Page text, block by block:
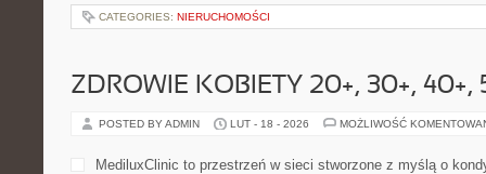
CATEGORIES: NIERUCHOMOŚCI
ZDROWIE KOBIETY 20+, 30+, 40+,
POSTED BY ADMIN LUT - 18 - 2026 MOŻLIWOŚĆ
MediluxClinic to przestrzeń w sieci stworzone z myślą o